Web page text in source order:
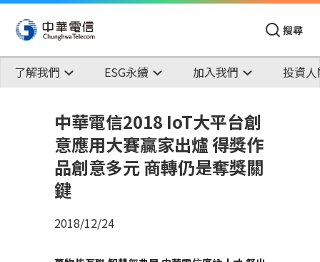
搜尋
了解我們 ESG永續 加入我們 投資
中華電信2018 IoT大平台創
意應用大賽贏家出爐 得獎作
品創意多元 商轉仍是奪獎關
鍵
2018/12/24